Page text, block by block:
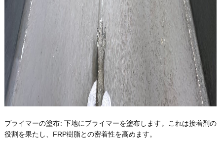
プライマーの塗布: 下地にプライマーを塗布します。これは接着剤の
役割を果たし、FRP樹脂との密着性を高めます。